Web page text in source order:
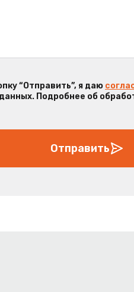
“Отправить”, я даю
Подробнее об
Отправить